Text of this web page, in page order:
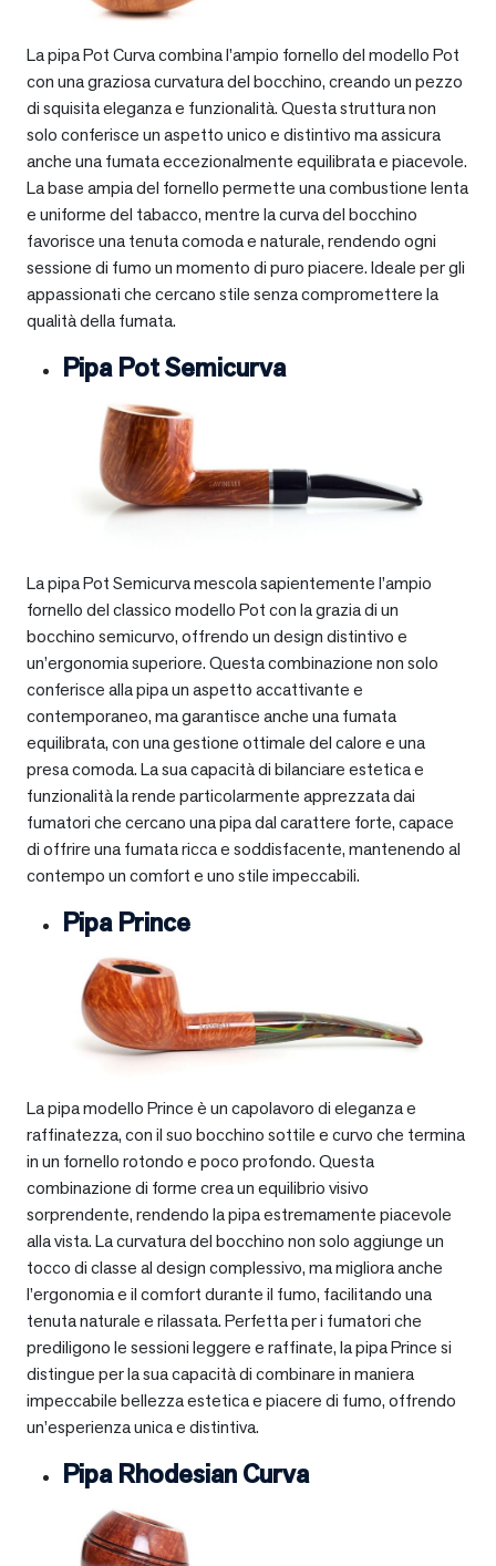
La pipa Pot Curva combina l’ampio fornello del modello Pot
con una graziosa curvatura del bocchino, creando un pezzo
di squisita eleganza e funzionalità. Questa struttura non
solo conferisce un aspetto unico e distintivo ma assicura
anche una fumata eccezionalmente equilibrata e piacevole.
La base ampia del fornello permette una combustione lenta
e uniforme del tabacco, mentre la curva del bocchino
favorisce una tenuta comoda e naturale, rendendo ogni
sessione di fumo un momento di puro piacere. Ideale per gli
appassionati che cercano stile senza compromettere la
qualità della fumata.
Pipa Pot Semicurva
La pipa Pot Semicurva mescola sapientemente l’ampio
fornello del classico modello Pot con la grazia di un
bocchino semicurvo, offrendo un design distintivo e
un’ergonomia superiore. Questa combinazione non solo
conferisce alla pipa un aspetto accattivante e
contemporaneo, ma garantisce anche una fumata
equilibrata, con una gestione ottimale del calore e una
presa comoda. La sua capacità di bilanciare estetica e
funzionalità la rende particolarmente apprezzata dai
fumatori che cercano una pipa dal carattere forte, capace
di offrire una fumata ricca e soddisfacente, mantenendo al
contempo un comfort e uno stile impeccabili.
Pipa Prince
La pipa modello Prince è un capolavoro di eleganza e
raffinatezza, con il suo bocchino sottile e curvo che termina
in un fornello rotondo e poco profondo. Questa
combinazione di forme crea un equilibrio visivo
sorprendente, rendendo la pipa estremamente piacevole
alla vista. La curvatura del bocchino non solo aggiunge un
tocco di classe al design complessivo, ma migliora anche
l’ergonomia e il comfort durante il fumo, facilitando una
tenuta naturale e rilassata. Perfetta per i fumatori che
prediligono le sessioni leggere e raffinate, la pipa Prince si
distingue per la sua capacità di combinare in maniera
impeccabile bellezza estetica e piacere di fumo, offrendo
un’esperienza unica e distintiva.
Pipa Rhodesian Curva